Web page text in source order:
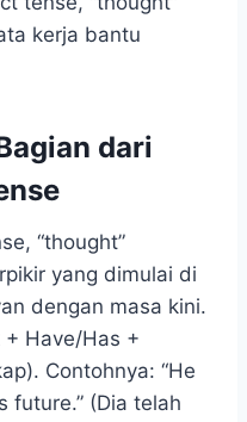
kerja bantu
dari
“thought”
yang dimulai di
dengan masa kini.
+ Have/Has +
Contohnya: “He
future.” (Dia telah